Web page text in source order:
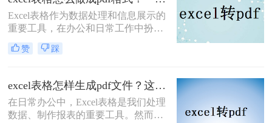
因软件版本或操作系统不同而导致格
式变化，这使得它成为了一种理想的
文件转换格式。本文将详细介绍excel
如何做成pdf格式，并分享一些实用技
巧。
Excel表格作为数据处理和信息展示的
重要工具，在办公和日常工作中扮演
着举足轻重的角色。然而，有时我们
需要将Excel表格转换为PDF格式，以
式能够保持文档的原貌，确保在不同
平台和设备上呈现一致的效果。那么
excel表格怎么做成pdf格式呢？本文将
介绍三种将Excel表格转换为PDF格式
赞 踩
excel表格怎样生成pdf文件？这三种方法教你轻松转换！
在日常办公中，Excel表格是我们处理
数据、制作报表的重要工具。然而，